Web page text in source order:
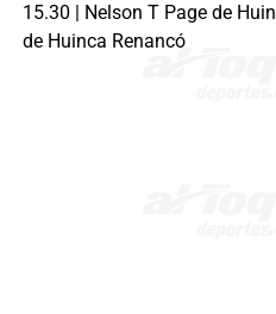
15.30 | Nelson T Page de
de Huinca Renancó